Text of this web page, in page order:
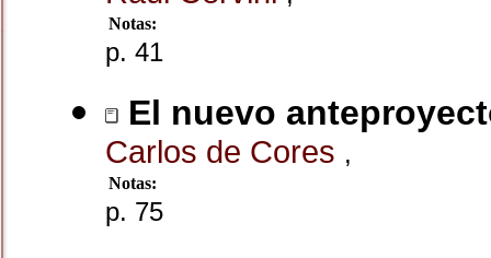
Notas:
p. 41
El nuevo
Carlos de Cores ,
Notas:
p. 75